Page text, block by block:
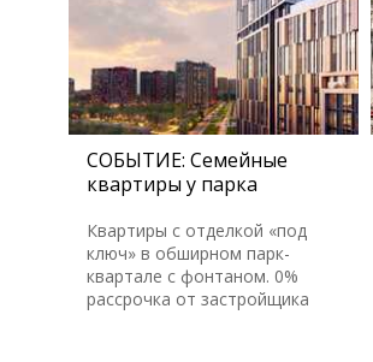
СОБЫТИЕ: Семейные
квартиры у парка
Квартиры с отделкой «под
ключ» в обширном парк-
квартале с фонтаном. 0%
рассрочка от застройщика